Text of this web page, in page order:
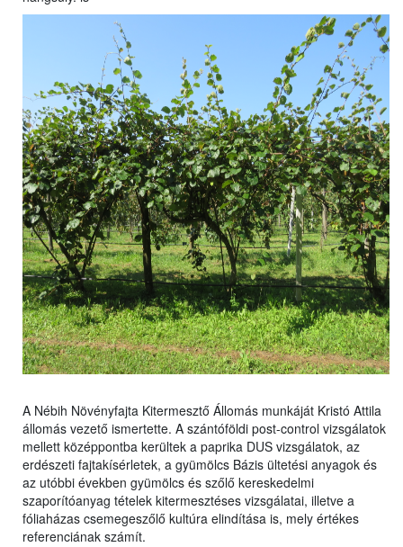
A Nébih Növényfajta Kitermesztő Állomás munkáját Kristó Attila
állomás vezető ismertette. A szántóföldi post-control vizsgálatok
mellett középpontba kerültek a paprika DUS vizsgálatok, az
erdészeti fajtakísérletek, a gyümölcs Bázis ültetési anyagok és
az utóbbi években gyümölcs és szőlő kereskedelmi
szaporítóanyag tételek kitermesztéses vizsgálatai, illetve a
fóliaházas csemegeszőlő kultúra elindítása is, mely értékes
referenciának számít.